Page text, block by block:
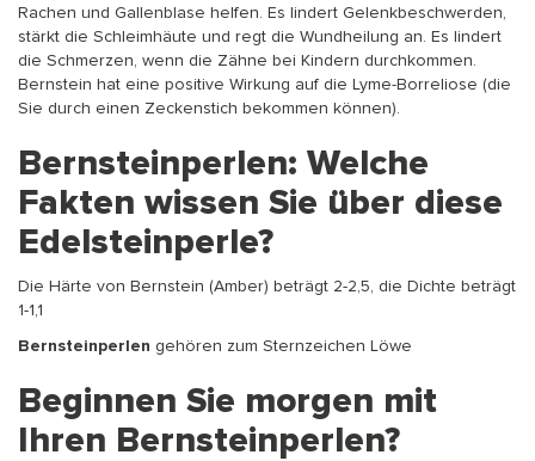
Rachen und Gallenblase helfen. Es lindert Gelenkbeschwerden,
stärkt die Schleimhäute und regt die Wundheilung an. Es lindert
die Schmerzen, wenn die Zähne bei Kindern durchkommen.
Bernstein hat eine positive Wirkung auf die Lyme-Borreliose (die
Sie durch einen Zeckenstich bekommen können).
Bernsteinperlen: Welche
Fakten wissen Sie über diese
Edelsteinperle?
Die Härte von Bernstein (Amber) beträgt 2-2,5, die Dichte beträgt
1-1,1
Bernsteinperlen gehören zum Sternzeichen Löwe
Beginnen Sie morgen mit
Ihren Bernsteinperlen?